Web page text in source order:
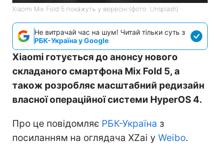
Xiaomi Mix Fold 5 покажуть у вересні (фото: Unsplash)
Не витрачай час на шум! Читай тільки суть з
РБК-Україна у Google
Xiaomi готується до анонсу нового
складаного смартфона Mix Fold 5, а
також розробляє масштабний редизайн
власної операційної системи HyperOS 4.
Про це повідомляє РБК-Україна з
посиланням на оглядача XZai у Weibo.